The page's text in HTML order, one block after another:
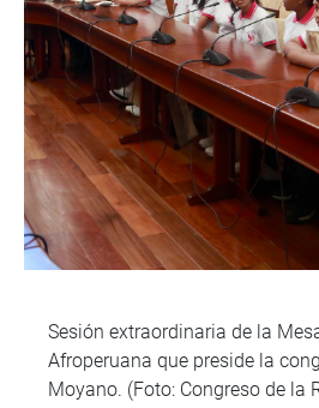
Sesión extraordinaria de la
Afroperuana que preside la
Moyano. (Foto: Congreso de la